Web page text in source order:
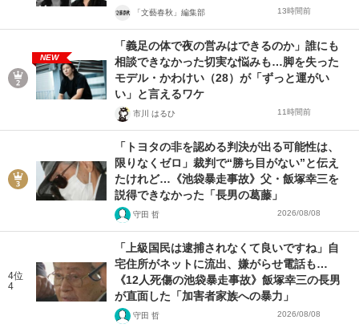
「文藝春秋」編集部 13時間前
NEW
「義足の体で夜の営みはできるのか」誰にも
相談できなかった切実な悩みも…脚を失った
モデル・かわけい（28）が「ずっと運がい
い」と言えるワケ
市川 はるひ 11時間前
「トヨタの非を認める判決が出る可能性は、
限りなくゼロ」裁判で“勝ち目がない”と伝え
たけれど…《池袋暴走事故》父・飯塚幸三を
説得できなかった「長男の葛藤」
守田 哲 2026/08/08
4位
4
「上級国民は逮捕されなくて良いですね」自
宅住所がネットに流出、嫌がらせ電話も…
《12人死傷の池袋暴走事故》飯塚幸三の長男
が直面した「加害者家族への暴力」
守田 哲 2026/08/08